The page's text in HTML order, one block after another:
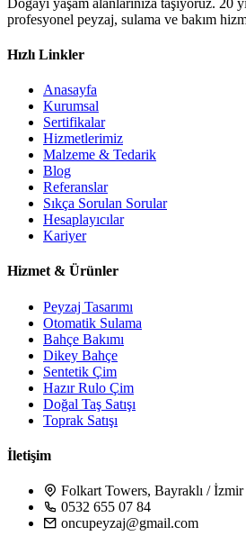
profesyonel peyzaj, sulama ve bakım
Hızlı Linkler
Anasayfa
Kurumsal
Sertifikalar
Hizmetlerimiz
Malzeme & Tedarik
Blog
Referanslar
Sıkça Sorulan Sorular
Hesaplayıcılar
Kariyer
Hizmet & Ürünler
Peyzaj Tasarımı
Otomatik Sulama
Bahçe Bakımı
Dikey Bahçe
Sentetik Çim
Hazır Rulo Çim
Doğal Taş Satışı
Toprak Satışı
İletişim
Folkart Towers, Bayraklı / İzmir
0532 655 07 84
oncupeyzaj@gmail.com